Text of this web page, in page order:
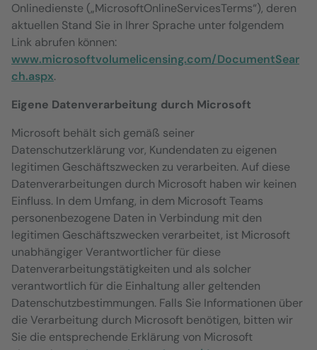
Onlinedienste („MicrosoftOnlineServicesTerms“), deren
aktuellen Stand Sie in Ihrer Sprache unter folgendem
Link abrufen können:
www.microsoftvolumelicensing.com/DocumentSear
ch.aspx.
Eigene Datenverarbeitung durch Microsoft
Microsoft behält sich gemäß seiner
Datenschutzerklärung vor, Kundendaten zu eigenen
legitimen Geschäftszwecken zu verarbeiten. Auf diese
Datenverarbeitungen durch Microsoft haben wir keinen
Einfluss. In dem Umfang, in dem Microsoft Teams
personenbezogene Daten in Verbindung mit den
legitimen Geschäftszwecken verarbeitet, ist Microsoft
unabhängiger Verantwortlicher für diese
Datenverarbeitungstätigkeiten und als solcher
verantwortlich für die Einhaltung aller geltenden
Datenschutzbestimmungen. Falls Sie Informationen über
die Verarbeitung durch Microsoft benötigen, bitten wir
Sie die entsprechende Erklärung von Microsoft